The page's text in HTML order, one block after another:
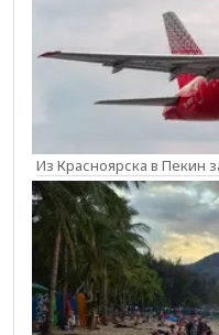
Из Красноярска в Пекин